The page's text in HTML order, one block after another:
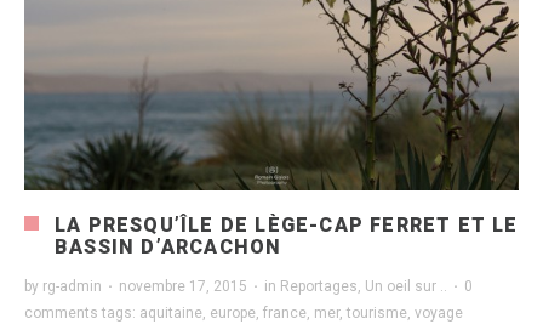
LA PRESQU’ÎLE DE LÈGE-CAP FERRET ET LE
BASSIN D’ARCACHON
by rg-admin · novembre 17, 2015 · in Reportages, Un oeil sur .. · 0
comments tags: aquitaine, europe, france, mer, tourisme, voyage